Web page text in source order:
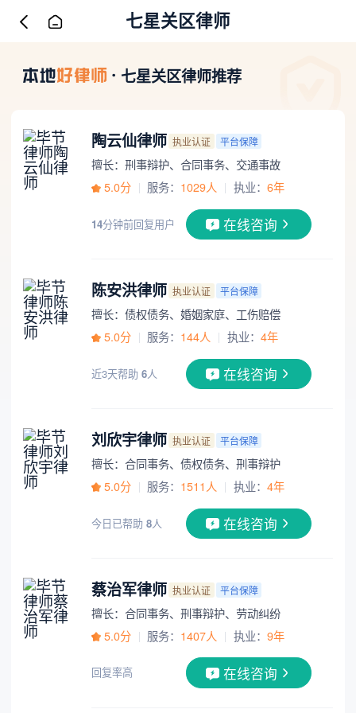
七星关区律师
七星关区律师推荐
陶云仙律师 执业认证 平台保障
擅长：刑事辩护、合同事务、交通事故
5.0分
服务： 1029人 执业： 6年
14分钟前回复用户 在线咨询
陈安洪律师 执业认证 平台保障
擅长：债权债务、婚姻家庭、工伤赔偿
5.0分
服务： 144人 执业： 4年
近3天帮助 6人 在线咨询
刘欣宇律师 执业认证 平台保障
擅长：合同事务、债权债务、刑事辩护
5.0分
服务： 1511人 执业： 4年
今日已帮助 8人 在线咨询
蔡治军律师 执业认证 平台保障
擅长：合同事务、刑事辩护、劳动纠纷
5.0分
服务： 1407人 执业： 9年
回复率高 在线咨询